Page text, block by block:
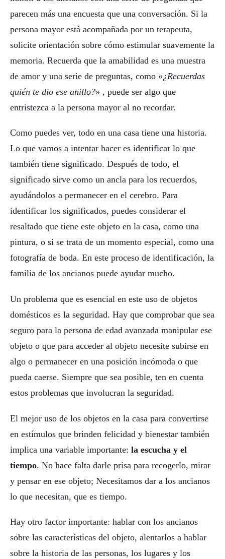
parecen más una encuesta que una conversación. Si la
persona mayor está acompañada por un terapeuta,
solicite orientación sobre cómo estimular suavemente la
memoria. Recuerda que la amabilidad es una muestra
de amor y una serie de preguntas, como « ¿Recuerdas
quién te dio ese anillo?» , puede ser algo que
entristezca a la persona mayor al no recordar.
Como puedes ver, todo en una casa tiene una historia.
Lo que vamos a intentar hacer es identificar lo que
también tiene significado. Después de todo, el
significado sirve como un ancla para los recuerdos,
ayudándolos a permanecer en el cerebro. Para
identificar los significados, puedes considerar el
resaltado que tiene este objeto en la casa, como una
pintura, o si se trata de un momento especial, como una
fotografía de boda. En este proceso de identificación, la
familia de los ancianos puede ayudar mucho.
Un problema que es esencial en este uso de objetos
domésticos es la seguridad. Hay que comprobar que sea
seguro para la persona de edad avanzada manipular ese
objeto o que para acceder al objeto necesite subirse en
algo o permanecer en una posición incómoda o que
pueda caerse. Siempre que sea posible, ten en cuenta
estos problemas que involucran la seguridad.
El mejor uso de los objetos en la casa para convertirse
en estímulos que brinden felicidad y bienestar también
implica una variable importante: la escucha y el
tiempo. No hace falta darle prisa para recogerlo, mirar
y pensar en ese objeto; Necesitamos dar a los ancianos
lo que necesitan, que es tiempo.
Hay otro factor importante: hablar con los ancianos
sobre las características del objeto, alentarlos a hablar
sobre la historia de las personas, los lugares y los